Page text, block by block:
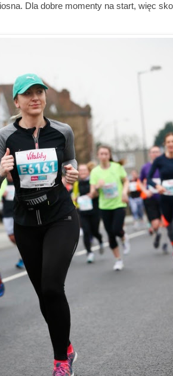
Dla dobre momenty na start, więc